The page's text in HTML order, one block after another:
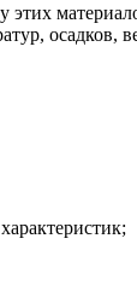
осадков,